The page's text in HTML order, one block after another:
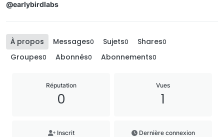
@earlybirdlabs
À propos Messages0 Sujets0 Shares0
Groupes0 Abonnés0 Abonnements0
Réputation
0
Vues
1
Inscrit Dernière connexion